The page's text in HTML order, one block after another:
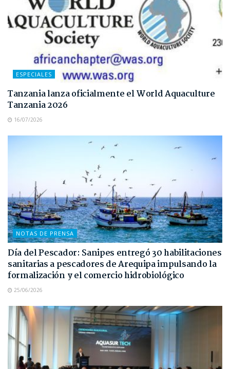
ESPECIALES
Tanzania lanza oficialmente el World Aquaculture
Tanzania 2026
16/07/2026
NOTAS DE PRENSA
Día del Pescador: Sanipes entregó 30 habilitaciones
sanitarias a pescadores de Arequipa impulsando la
formalización y el comercio hidrobiológico
25/06/2026